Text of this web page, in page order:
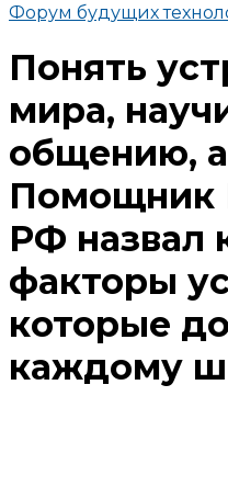
Форум будущих
Понять
мира,
общению,
Помощник
РФ назвал
факторы
которые
каждому